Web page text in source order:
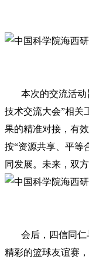
本次的交流活动
技术交流大会”相关
果的精准对接，有
按“资源共享、平等
同发展。未来，双
会后，四信同仁
精彩的篮球友谊赛